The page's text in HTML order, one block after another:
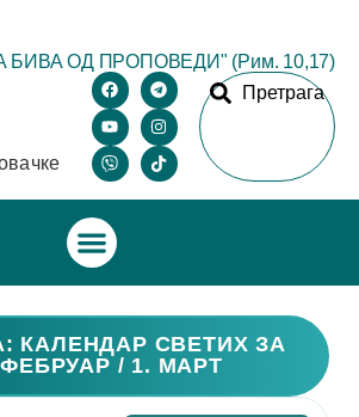
БИВА ОД ПРОПОВЕДИ" (Рим. 10,17)
Претрага
КАЛЕНДАР СВЕТИХ ЗА
ФЕБРУАР / 1. МАРТ